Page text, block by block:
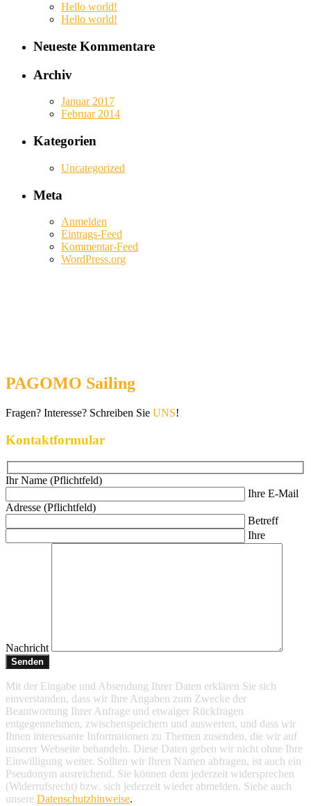
Hello world!
Hello world!
Neueste Kommentare
Archiv
Januar 2017
Februar 2014
Kategorien
Uncategorized
Meta
Anmelden
Eintrags-Feed
Kommentar-Feed
WordPress.org
PAGOMO Sailing
Fragen? Interesse? Schreiben Sie UNS!
Kontaktformular
Ihr Name (Pflichtfeld)
Ihre E-Mail
Adresse (Pflichtfeld)
Betreff
Ihre
Nachricht
Mit der Eingabe und Absendung Ihrer Daten erklären Sie sich
einverstanden, dass wir Ihre Angaben zum Zwecke der
Beantwortung Ihrer Anfrage und etwaiger Rückfragen
entgegennehmen, zwischenspeichern und auswerten, und dass wir
Ihnen interessante Informationen zu Themen zusenden, die wir auf
unserer Webseite behandeln. Diese Daten geben wir nicht ohne Ihre
Einwilligung weiter. Sollten wir Ihren Namen abfragen, ist auch ein
Pseudonym ausreichend. Sie können dem jederzeit widersprechen
(Widerrufsrecht) bzw. sich jederzeit wieder abmelden. Siehe auch
unsere Datenschutzhinweise.